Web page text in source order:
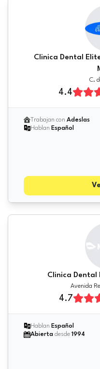
Clinica Dental
C.
4.4
Trabajan con Adeslas
Hablan Español
Clinica Dental
Avenida
4.7
Hablan Español
Abierta desde 1994